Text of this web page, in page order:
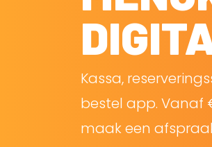
Kassa,
bestel app. Vanaf
maak een